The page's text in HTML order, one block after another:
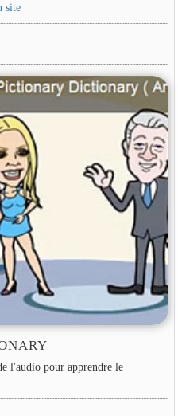
site
l'audio pour apprendre le